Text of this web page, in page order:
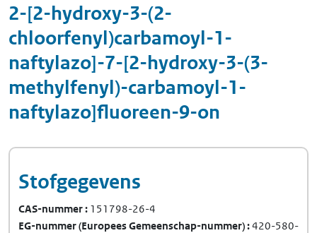
2-[2-hydroxy-3-(2-
chloorfenyl)carbamoyl-1-
naftylazo]-7-[2-hydroxy-3-(3-
methylfenyl)-carbamoyl-1-
naftylazo]fluoreen-9-on
Stofgegevens
CAS-nummer 151798-26-4
EG-nummer(Europees Gemeenschap-nummer) 420-580-